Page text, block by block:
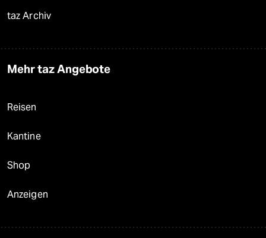
taz Archiv
Mehr taz Angebote
Reisen
Kantine
Shop
Anzeigen